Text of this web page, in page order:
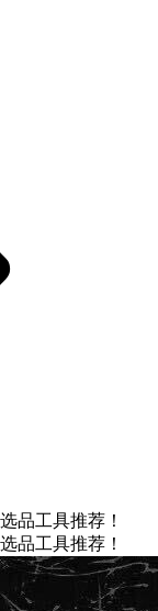
品工具推荐！
品工具推荐！